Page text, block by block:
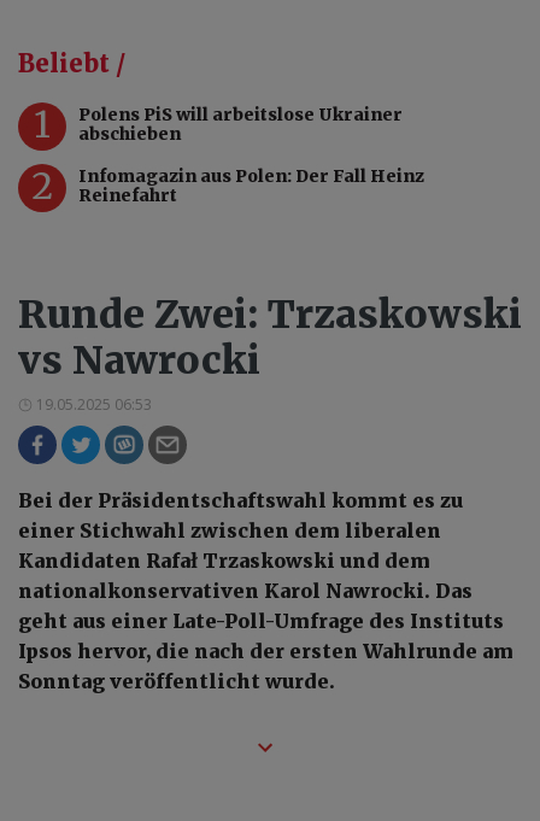
Beliebt /
1
Polens PiS will arbeitslose Ukrainer
abschieben
2
Infomagazin aus Polen: Der Fall Heinz
Reinefahrt
Runde Zwei: Trzaskowski
vs Nawrocki
19.05.2025 06:53
Bei der Präsidentschaftswahl kommt es zu
einer Stichwahl zwischen dem liberalen
Kandidaten Rafał Trzaskowski und dem
nationalkonservativen Karol Nawrocki. Das
geht aus einer Late-Poll-Umfrage des Instituts
Ipsos hervor, die nach der ersten Wahlrunde am
Sonntag veröffentlicht wurde.